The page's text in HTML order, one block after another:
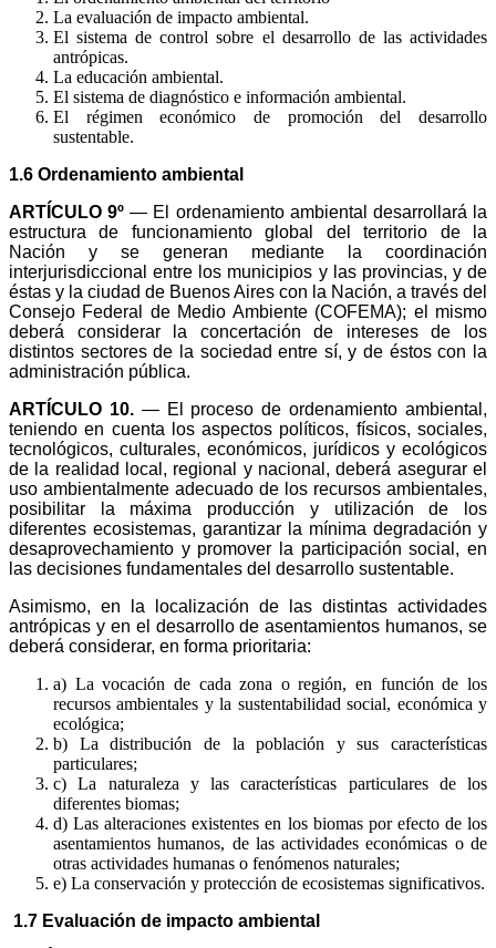
La evaluación de impacto ambiental.
El sistema de control sobre el desarrollo de las actividades
antrópicas.
La educación ambiental.
El sistema de diagnóstico e información ambiental.
El régimen económico de promoción del desarrollo
sustentable.
1.6 Ordenamiento ambiental
ARTÍCULO 9º— El ordenamiento ambiental desarrollará la
estructura de funcionamiento global del territorio de la
Nación y se generan mediante la coordinación
interjurisdiccional entre los municipios y las provincias, y de
éstas y la ciudad de Buenos Aires con la Nación, a través del
Consejo Federal de Medio Ambiente (COFEMA); el mismo
deberá considerar la concertación de intereses de los
distintos sectores de la sociedad entre sí, y de éstos con la
administración pública.
ARTÍCULO 10. — El proceso de ordenamiento ambiental,
teniendo en cuenta los aspectos políticos, físicos, sociales,
tecnológicos, culturales, económicos, jurídicos y ecológicos
de la realidad local, regional y nacional, deberá asegurar el
uso ambientalmente adecuado de los recursos ambientales,
posibilitar la máxima producción y utilización de los
diferentes ecosistemas, garantizar la mínima degradación y
desaprovechamiento y promover la participación social, en
las decisiones fundamentales del desarrollo sustentable.
Asimismo, en la localización de las distintas actividades
antrópicas y en el desarrollo de asentamientos humanos, se
deberá considerar, en forma prioritaria:
a) La vocación de cada zona o región, en función de los
recursos ambientales y la sustentabilidad social, económica y
ecológica;
b) La distribución de la población y sus características
particulares;
c) La naturaleza y las características particulares de los
diferentes biomas;
d) Las alteraciones existentes en los biomas por efecto de los
asentamientos humanos, de las actividades económicas o de
otras actividades humanas o fenómenos naturales;
e) La conservación y protección de ecosistemas significativos.
1.7 Evaluación de impacto ambiental